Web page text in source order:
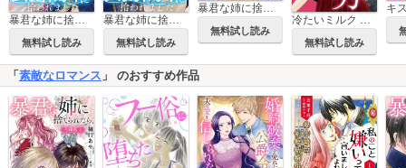
暴君な姉に捨てられたら、公爵閣下に拾われました【合冊版】
無料試し読み
暴君な姉に捨てられたら、公爵閣下に拾われました
無料試し読み
暴君な姉に捨てられたら、公爵閣下に拾われました【単行本版】
無料試し読み
冷たいミルク 僕は君の男
無料試し読み
「 素敵なロマンス 」 のおすすめ作品